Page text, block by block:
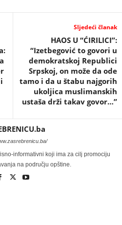
Sljedeći članak
HAOS U “ĆIRILICI”:
“Izetbegović to govori u
demokratskoj Republici
Srpskoj, on može da ode
tamo i da u štabu najgorih
ukoljica muslimanskih
ustaša drži takav govor…”
informativni koji ima za cilj promociju
na području opštine.